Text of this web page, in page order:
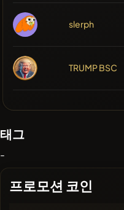
slerph
TRUMP BSC
태그
-
프로모션 코인